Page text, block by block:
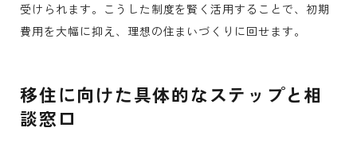
受けられます。こうした制度を賢く活用することで、初期
費用を大幅に抑え、理想の住まいづくりに回せます。
移住に向けた具体的なステップと相
談窓口